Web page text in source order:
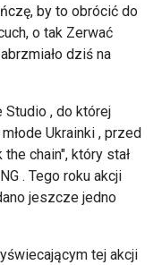
by to obrócić do
o tak Zerwać
dziś na
Studio , do której
Ukrainki , przed
chain", który stał
. Tego roku akcji
jeszcze jedno
tej akcji